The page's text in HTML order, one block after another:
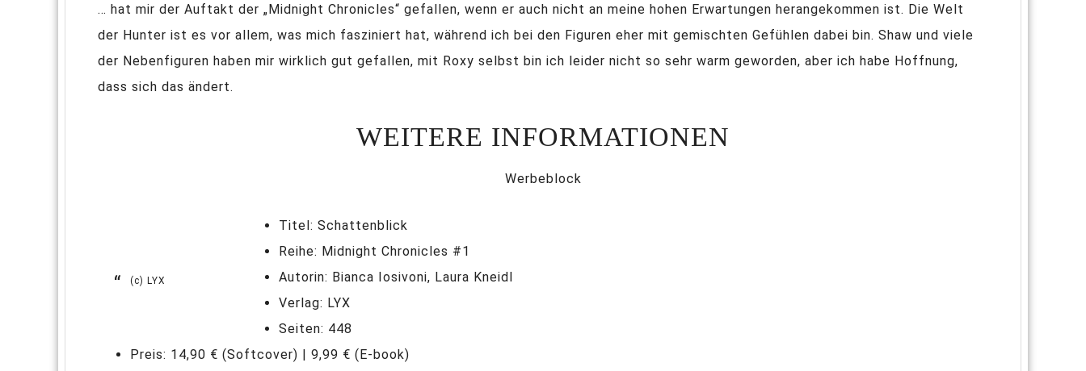
… hat mir der Auftakt der „Midnight Chronicles“ gefallen, wenn er auch nicht an meine hohen Erwartungen herangekommen ist. Die Welt
der Hunter ist es vor allem, was mich fasziniert hat, während ich bei den Figuren eher mit gemischten Gefühlen dabei bin. Shaw und viele
der Nebenfiguren haben mir wirklich gut gefallen, mit Roxy selbst bin ich leider nicht so sehr warm geworden, aber ich habe Hoffnung,
dass sich das ändert.
WEITERE INFORMATIONEN
Werbeblock
(c) LYX
Titel: Schattenblick
Reihe: Midnight Chronicles #1
Autorin: Bianca Iosivoni, Laura Kneidl
Verlag: LYX
Seiten: 448
Preis: 14,90 € (Softcover) | 9,99 € (E-book)